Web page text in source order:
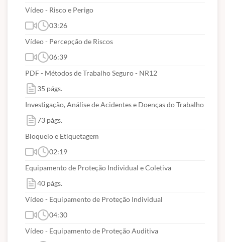
Vídeo - Risco e Perigo
03:26
Vídeo - Percepção de Riscos
06:39
PDF - Métodos de Trabalho Seguro - NR12
35 págs.
Investigação, Análise de Acidentes e Doenças do Trabalho
73 págs.
Bloqueio e Etiquetagem
02:19
Equipamento de Proteção Individual e Coletiva
40 págs.
Vídeo - Equipamento de Proteção Individual
04:30
Vídeo - Equipamento de Proteção Auditiva